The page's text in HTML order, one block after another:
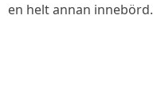
en helt annan innebörd.